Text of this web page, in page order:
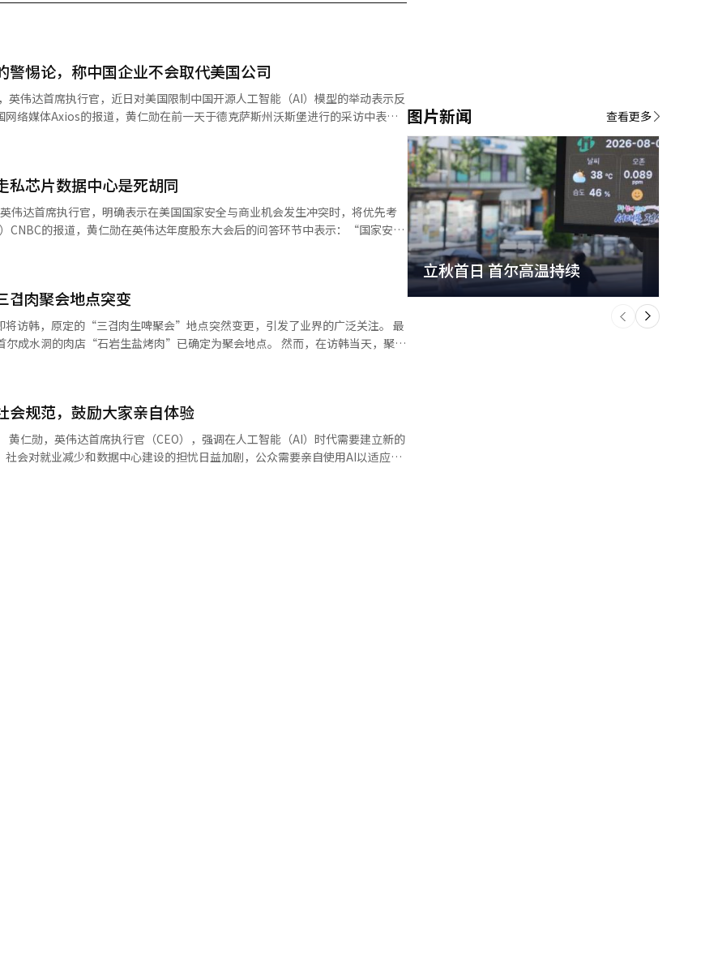
警惕论，称中国企业不会取代美国公司
好的开源模型”。 当被问及是否应该允许美国企业使用中
K3”引发美国市场警惕
型的性能、低廉的价格以及可供开发者下载和修改的开放权重为卖点。 Kimi
降低大规模基础设施投资需求的担忧开始蔓延，导致包括英伟达在内的半导体
他进一步指出，企业可以根据自身环境修改模型，并在与外部隔离的安全空
施，这对安
事物都依赖于一个模型，攻击点和故障点也会集中在一起，这样世界将变得更
应该让Anthropic自由竞争，限制其活动对美国利益没有帮助。” 黄仁勋还
模型的“水印”。 对此，黄仁勋表示：“通过蒸馏和AI学
要素”，但他也指出，违反隐私保护规定或合同的企业应承担责任。※ 本报道经
私芯片数据中心是死胡同
走私到中国等出口限
政府将人工智能半导体的对华出口视为国
。自2022年以来，美国对英伟达的先进人工智能芯片实施了出口管制，英伟达
对中国的出口。H200是
，尽管相关出口许可已获批准，但英伟达尚未在该芯片上实现销售，且中国是
果时，利用英伟达系统生成的代币将具备盈利能力，企业将需要更多的计算能
理量和最多的收入。” 黄仁勋还重申了股东回报政策。他表
票回购和分红将50%的自由现金流返还给投资者。英伟达在2026财年创造了超
由现金流。他表示：“英伟达为投资者提供了卓越的增长、高利润、自由现金
겹肉聚会地点突变
将访韩，原定的“三겹肉生啤聚会”地点突然变更，引发了业界的广泛关注。 最
尔成水洞的肉店“石岩生盐烤肉”已确定为聚会地点。 然而，在访韩当天，聚会
这一消息引起了更大的关注。 目前，地点变更的原因尚未得到官方确认，但普
首要考虑因素。” 此外，也有人提出，首尔市中心的交通状况、日程的高效性
产生了影响，但这些内容同样未得到确认。 在网络上，有人评论：“是不是因为
板一天之内经历了天堂与地狱。”、“猜测肉店的人们都感到失落。”、“无
应。 与此同时，黄仁勋在此次访韩期间，将与国内主要企业总裁讨论人工智能
合作方案等议题。※ 本报道经人工智能（AI）系统翻译与编辑。
会规范，鼓励大家亲自体验
会对就业减少和数据中心建设的担忧日益加剧，公众需要亲自使用AI以适应变
图片新闻
立秋首日 首尔高温持续
下
一
个
查看更多